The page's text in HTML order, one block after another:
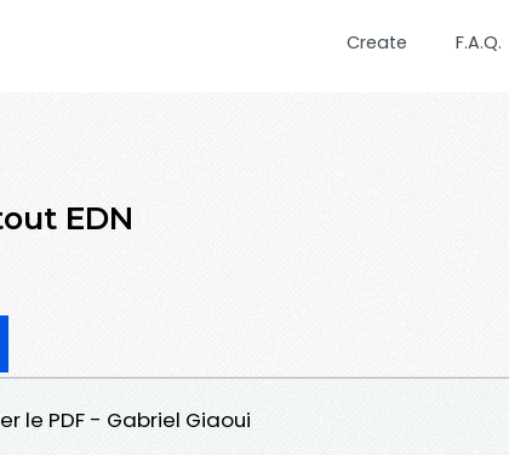
Create F.A.Q.
EDN
le PDF - Gabriel Giaoui